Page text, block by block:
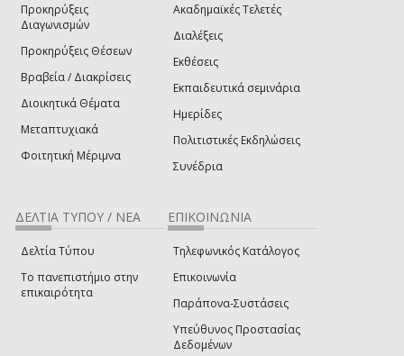
Προκηρύξεις
Διαγωνισμών
Προκηρύξεις Θέσεων
Βραβεία / Διακρίσεις
Διοικητικά Θέματα
Μεταπτυχιακά
Φοιτητική Μέριμνα
Ακαδημαϊκές Τελετές
Διαλέξεις
Εκθέσεις
Εκπαιδευτικά σεμινάρια
Ημερίδες
Πολιτιστικές Εκδηλώσεις
Συνέδρια
ΔΕΛΤΙΑ ΤΥΠΟΥ / ΝΕΑ
Δελτία Τύπου
Το πανεπιστήμιο στην
επικαιρότητα
ΕΠΙΚΟΙΝΩΝΙΑ
Τηλεφωνικός Κατάλογος
Επικοινωνία
Παράπονα-Συστάσεις
Υπεύθυνος Προστασίας
Δεδομένων